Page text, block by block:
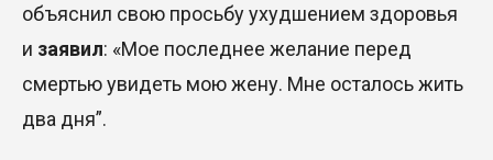
объяснил свою просьбу ухудшением здоровья
и заявил: «Мое последнее желание перед
смертью увидеть мою жену. Мне осталось жить
два дня”.